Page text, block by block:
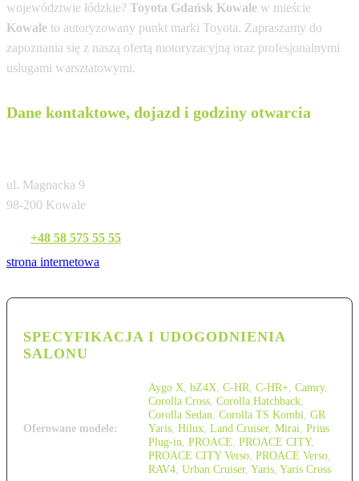
województwie łódzkie? Toyota Gdańsk Kowale w mieście
Kowale to autoryzowany punkt marki Toyota. Zapraszamy do
zapoznania się z naszą ofertą motoryzacyjną oraz profesjonalnymi
usługami warsztatowymi.
Dane kontaktowe, dojazd i godziny otwarcia
ul. Magnacka 9
98-200 Kowale
+48 58 575 55 55
strona internetowa
SPECYFIKACJA I UDOGODNIENIA
SALONU
Oferowane modele:
Aygo X bZ4X C-HR C-HR+ Camry,
Corolla Cross Corolla Hatchback
Corolla Sedan Corolla TS Kombi GR
Yaris Hilux Land Cruiser, Mirai Prius
Plug-in PROACE PROACE CITY,
PROACE CITY Verso PROACE Verso
RAV4 Urban Cruiser, Yaris Yaris Cross